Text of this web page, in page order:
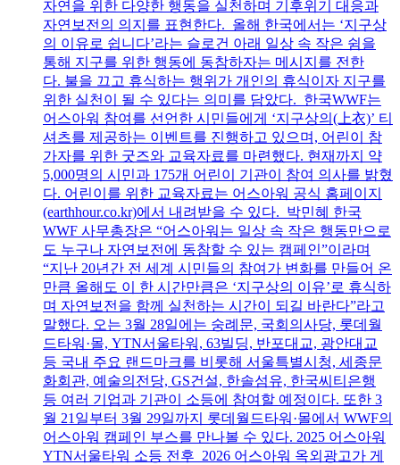
자연을 위한 다양한 행동을 실천하며 기후위기 대응과
자연보전의 의지를 표현한다. 올해 한국에서는 ‘지구상
의 이유로 쉽니다’라는 슬로건 아래 일상 속 작은 쉼을
통해 지구를 위한 행동에 동참하자는 메시지를 전한
다. 불을 끄고 휴식하는 행위가 개인의 휴식이자 지구를
위한 실천이 될 수 있다는 의미를 담았다. 한국WWF는
어스아워 참여를 선언한 시민들에게 ‘지구상의(上衣)’ 티
셔츠를 제공하는 이벤트를 진행하고 있으며, 어린이 참
가자를 위한 굿즈와 교육자료를 마련했다. 현재까지 약
5,000명의 시민과 175개 어린이 기관이 참여 의사를 밝혔
다. 어린이를 위한 교육자료는 어스아워 공식 홈페이지
(earthhour.co.kr)에서 내려받을 수 있다. 박민혜 한국
WWF 사무총장은 “어스아워는 일상 속 작은 행동만으로
도 누구나 자연보전에 동참할 수 있는 캠페인”이라며
“지난 20년간 전 세계 시민들의 참여가 변화를 만들어 온
만큼 올해도 이 한 시간만큼은 ‘지구상의 이유’로 휴식하
며 자연보전을 함께 실천하는 시간이 되길 바란다”라고
말했다. 오는 3월 28일에는 숭례문, 국회의사당, 롯데월
드타워·몰, YTN서울타워, 63빌딩, 반포대교, 광안대교
등 국내 주요 랜드마크를 비롯해 서울특별시청, 세종문
화회관, 예술의전당, GS건설, 한솔섬유, 한국씨티은행
등 여러 기업과 기관이 소등에 참여할 예정이다. 또한 3
월 21일부터 3월 29일까지 롯데월드타워·몰에서 WWF의
어스아워 캠페인 부스를 만나볼 수 있다. 2025 어스아워
YTN서울타워 소등 전후 2026 어스아워 옥외광고가 게